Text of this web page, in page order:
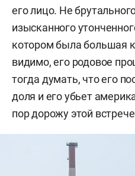
его лицо. Не
изысканного
котором была большая
видимо, его родовое
тогда думать, что его
доля и его убьет
пор дорожу этой